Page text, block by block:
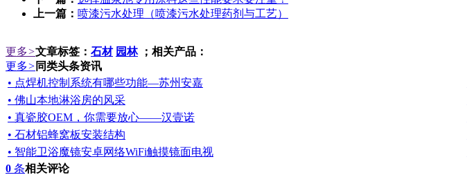
上一篇： 喷漆污水处理（喷漆污水处理药剂与工艺）
更多>文章标签： 石材 园林；相关产品：
更多> 同类头条资讯
• 点焊机控制系统有哪些功能—苏州安嘉
• 佛山本地淋浴房的风采
• 真瓷胶OEM，你需要放心——汉壹诺
• 石材铝蜂窝板安装结构
• 智能卫浴魔镜安卓网络WiFi触摸镜面电视
0 条相关评论